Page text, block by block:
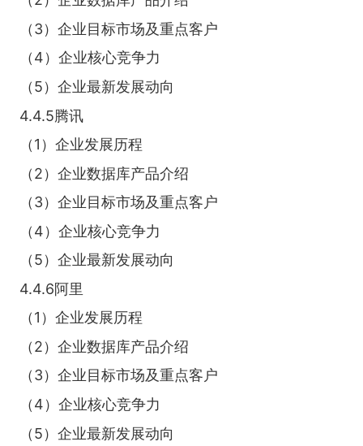
（3）企业目标市场及重点客户
（4）企业核心竞争力
（5）企业最新发展动向
4.4.5腾讯
（1）企业发展历程
（2）企业数据库产品介绍
（3）企业目标市场及重点客户
（4）企业核心竞争力
（5）企业最新发展动向
4.4.6阿里
（1）企业发展历程
（2）企业数据库产品介绍
（3）企业目标市场及重点客户
（4）企业核心竞争力
（5）企业最新发展动向